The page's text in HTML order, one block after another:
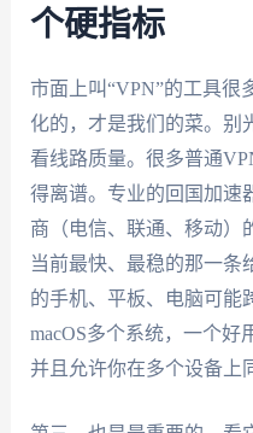
个硬指标
市面上叫“VPN”的工具很
化的，才是我们的菜。别
看线路质量。很多普通
得离谱。专业的回国加速
商（电信、联通、移动）
当前最快、最稳的那一条
的手机、平板、电脑可能
macOS多个系统，一个好
并且允许你在多个设备上